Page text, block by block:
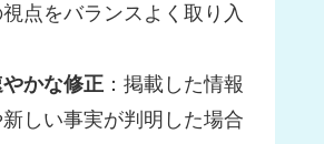
点をバランスよく取り入
かな修正 ：掲載した情報
しい事実が判明した場合